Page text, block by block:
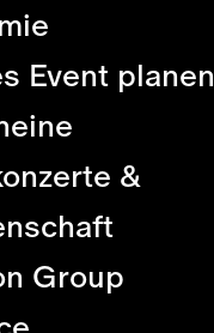
Event planen
&
Group